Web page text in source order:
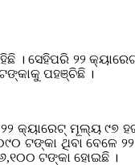
। ସେହିପରି ୨୨
ପହଞ୍ଚିଛି ।
କ୍ୟାରେଟ୍ ମୂଲ୍ୟ ୯୭
ଟଙ୍କା ଥିବା ବେଳେ
ଟଙ୍କା ହୋଇଛି ।